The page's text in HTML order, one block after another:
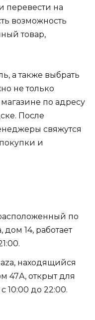
перевести на
возможность
товар,
а также выбрать
не только
по адресу
После
свяжутся
и
по
14, работает
находящийся
47А, открыт для
10:00 до 22:00.